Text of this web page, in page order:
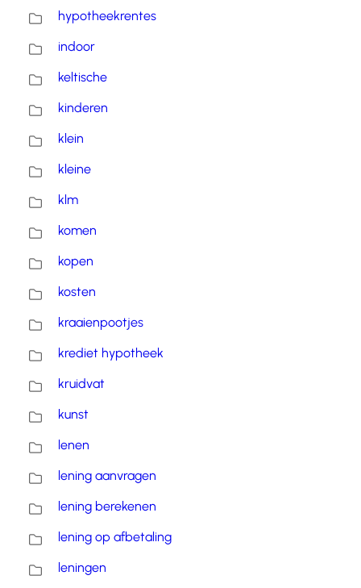
hypotheekrentes
indoor
keltische
kinderen
klein
kleine
klm
komen
kopen
kosten
kraaienpootjes
krediet hypotheek
kruidvat
kunst
lenen
lening aanvragen
lening berekenen
lening op afbetaling
leningen